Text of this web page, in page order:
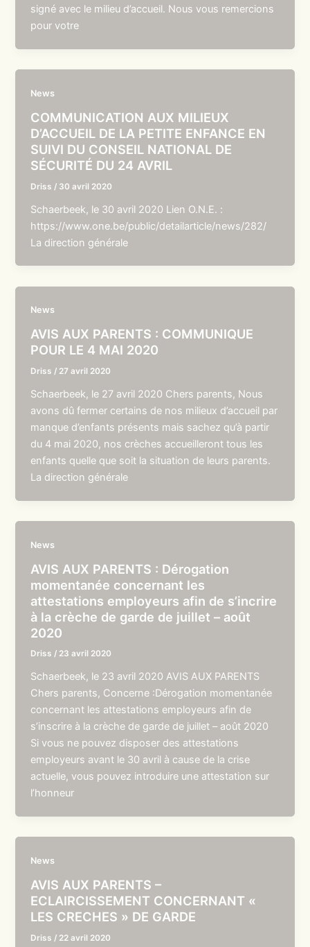
signé avec le milieu d’accueil. Nous vous remercions
pour votre
News
COMMUNICATION AUX MILIEUX
D’ACCUEIL DE LA PETITE ENFANCE EN
SUIVI DU CONSEIL NATIONAL DE
SÉCURITÉ DU 24 AVRIL
Driss / 30 avril 2020
Schaerbeek, le 30 avril 2020 Lien O.N.E. :
https://www.one.be/public/detailarticle/news/282/
La direction générale
News
AVIS AUX PARENTS : COMMUNIQUE
POUR LE 4 MAI 2020
Driss / 27 avril 2020
Schaerbeek, le 27 avril 2020 Chers parents, Nous
avons dû fermer certains de nos milieux d’accueil par
manque d’enfants présents mais sachez qu’à partir
du 4 mai 2020, nos crèches accueilleront tous les
enfants quelle que soit la situation de leurs parents.
La direction générale
News
AVIS AUX PARENTS : Dérogation
momentanée concernant les
attestations employeurs afin de s’incrire
à la crèche de garde de juillet – août
2020
Driss / 23 avril 2020
Schaerbeek, le 23 avril 2020 AVIS AUX PARENTS
Chers parents, Concerne :Dérogation momentanée
concernant les attestations employeurs afin de
s’inscrire à la crèche de garde de juillet – août 2020
Si vous ne pouvez disposer des attestations
employeurs avant le 30 avril à cause de la crise
actuelle, vous pouvez introduire une attestation sur
l’honneur
News
AVIS AUX PARENTS –
ECLAIRCISSEMENT CONCERNANT «
LES CRECHES » DE GARDE
Driss / 22 avril 2020